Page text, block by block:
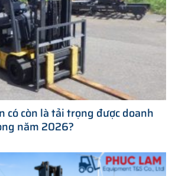
có còn là tải trọng được doanh
năm 2026?